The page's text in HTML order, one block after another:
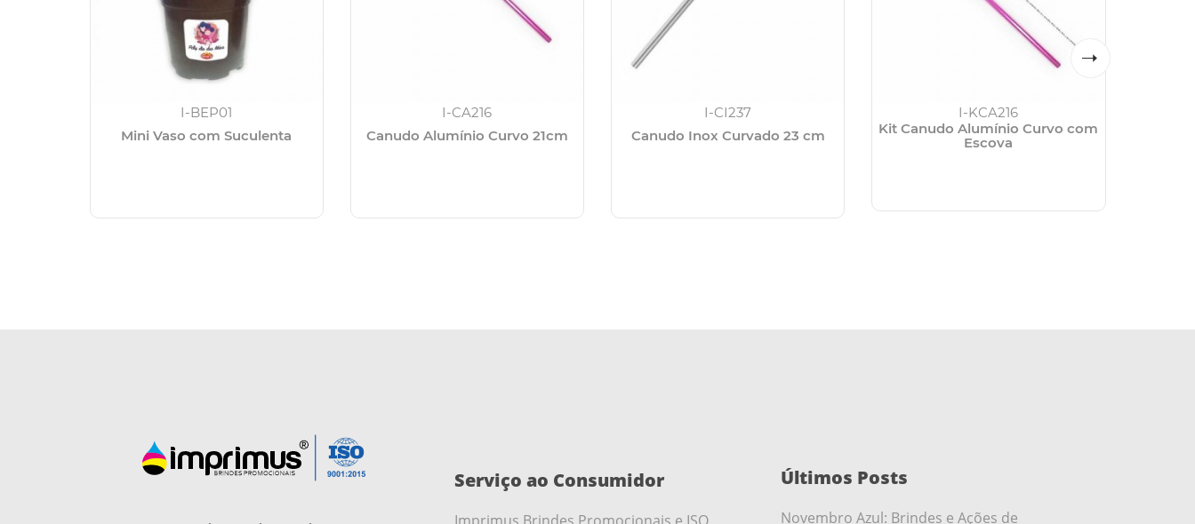
I-BEP01
Mini Vaso com Suculenta
I-CA216
Canudo Alumínio Curvo 21cm
I-CI237
Canudo Inox Curvado 23 cm
I-KCA216
Kit Canudo Alumínio Curvo com
Escova
Serviço ao Consumidor Últimos Posts
Novembro Azul: Brindes e Ações de